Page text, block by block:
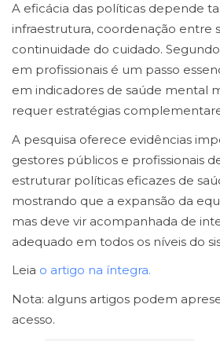
A eficácia das políticas depende
infraestrutura, coordenação entre
continuidade do cuidado.
em profissionais é um passo
em indicadores de saúde mental
requer estratégias
A pesquisa oferece evidências
gestores públicos e profissionais
estruturar políticas eficazes de
mostrando que a expansão da
mas deve vir acompanhada de
adequado em todos os níveis do
Leia o artigo na íntegra.
Nota: alguns artigos podem
acesso.